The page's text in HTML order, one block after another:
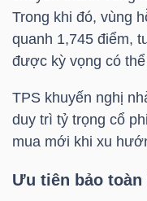
Trong khi đó, vùng
quanh 1,745 điểm,
được kỳ vọng có
TPS khuyến nghị
duy trì tỷ trọng cổ
mua mới khi xu
Ưu tiên bảo toàn
CÁ
NHÂN
PHÂN
TÍCH